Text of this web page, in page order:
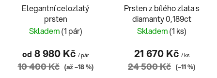
Elegantní celozlatý
prsten
Skladem(1 pár)
od 8 980 Kč / pár
10 400 Kč (až –18 %)
Prsten z bílého zlata s
diamanty 0,189ct
Skladem(1 ks)
21 670 Kč / ks
24 500 Kč (–11 %)